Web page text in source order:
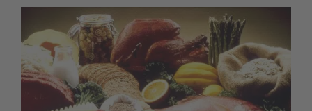
ú
d
o
s